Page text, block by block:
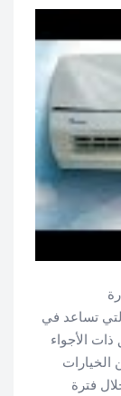
تساعد في
الأجواء
الخيارات
فترة